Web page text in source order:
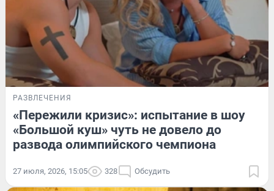
РАЗВЛЕЧЕНИЯ
«Пережили кризис»: испытание в шоу
«Большой куш» чуть не довело до
развода олимпийского чемпиона
27 июля, 2026, 15:05 328 Обсудить